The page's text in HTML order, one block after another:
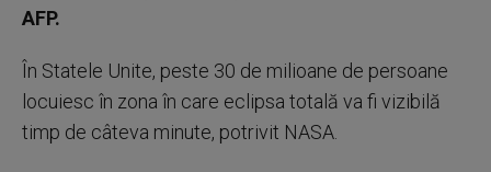
AFP.
În Statele Unite, peste 30 de milioane de persoane
locuiesc în zona în care eclipsa totală va fi vizibilă
timp de câteva minute, potrivit NASA.